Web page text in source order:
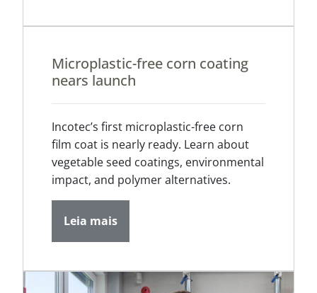
Microplastic-free corn coating
nears launch
Incotec’s first microplastic-free corn
film coat is nearly ready. Learn about
vegetable seed coatings, environmental
impact, and polymer alternatives.
Leia mais